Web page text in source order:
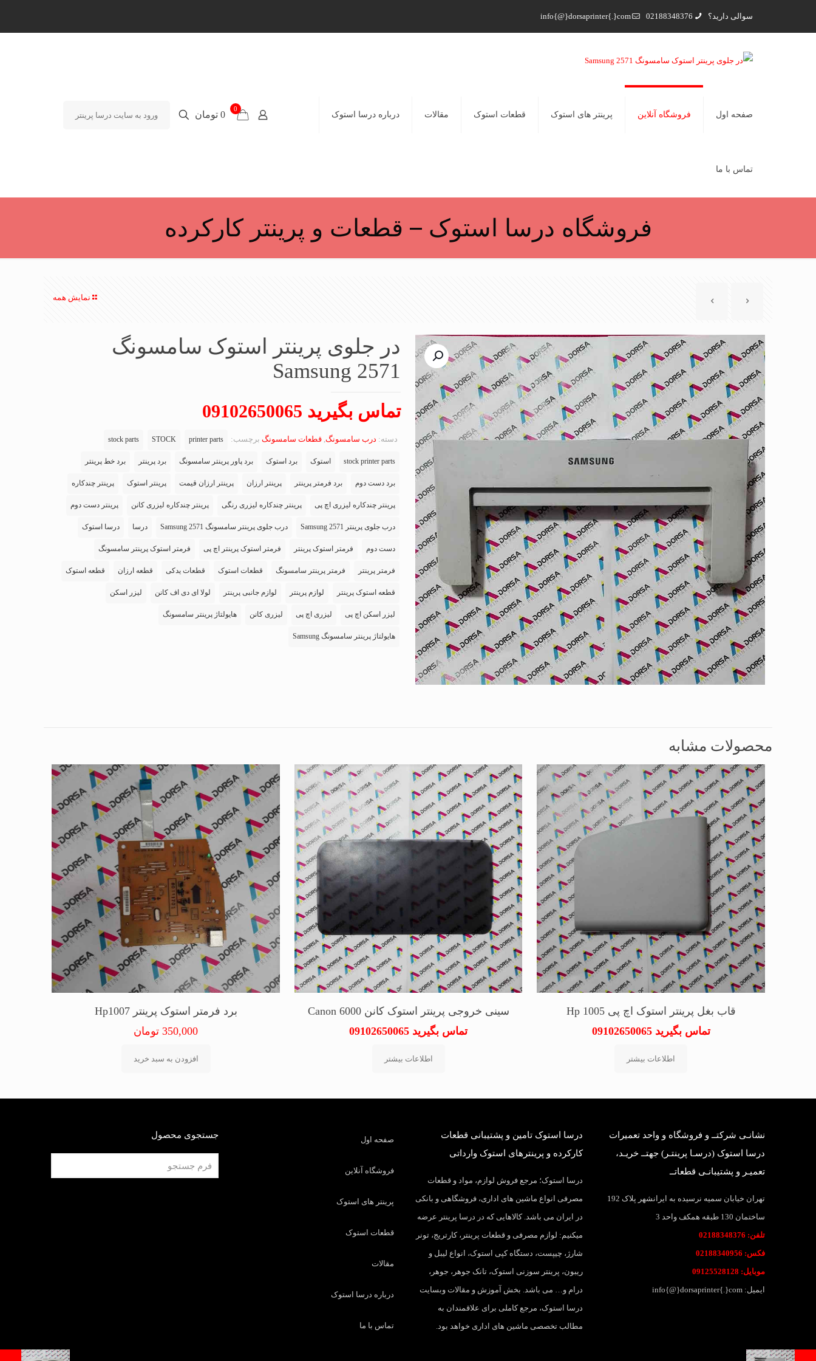
سوالی دارید؟ 02188348376
info{@}dorsaprinter{.}com
صفحه اول فروشگاه آنلاین پرینتر های استوک قطعات استوک مقالات درباره درسا استوک
تماس با ما
0
0 تومان ورود به سایت درسا پرینتر
فروشگاه درسا استوک – قطعات و پرینتر کارکرده
نمایش همه
در جلوی پرینتر استوک سامسونگ
Samsung 2571
تماس بگیرید 09102650065
دسته: درب سامسونگ, قطعات سامسونگ برچسب: printer parts
STOCK
stock parts
stock printer parts استوک برد استوک برد پاور پرینتر سامسونگ برد پرینتر برد خط پرینتر
برد دست دوم برد فرمتر پرینتر پرینتر ارزان پرینتر ارزان قیمت پرینتر استوک پرینتر چندکاره
پرینتر چندکاره لیزری اچ پی پرینتر چندکاره لیزری رنگی پرینتر چندکاره لیزری کانن پرینتر دست دوم
درب جلوی پرینتر Samsung 2571 درب جلوی پرینتر سامسونگ Samsung 2571 درسا درسا استوک
دست دوم فرمتر استوک پرینتر فرمتر استوک پرینتر اچ پی فرمتر استوک پرینتر سامسونگ
فرمتر پرینتر فرمتر پرینتر سامسونگ قطعات استوک قطعات یدکی قطعه ارزان قطعه استوک
قطعه استوک پرینتر لوازم پرینتر لوازم جانبی پرینتر لولا ای دی اف کانن لیزر اسکن
لیزر اسکن اچ پی لیزری اچ پی لیزری کانن هایولتاژ پرینتر سامسونگ
هایولتاژ پرینتر سامسونگ Samsung
محصولات مشابه
قاب بغل پرینتر استوک اچ پی Hp 1005
تماس بگیرید 09102650065
اطلاعات بیشتر
سینی خروجی پرینتر استوک کانن Canon 6000
تماس بگیرید 09102650065
اطلاعات بیشتر
برد فرمتر استوک پرینتر Hp1007
350,000 تومان
افزودن به سبد خرید
نشانـی شرکتــ و فروشگاه و واحد تعمیرات
درسا استوک (درسـا پرینتـر) جهتــ خریـد،
تعمیـر و پشتیبانـی قطعاتــ
تهران خیابان سمیه نرسیده به ایرانشهر پلاک 192
ساختمان 130 طبقه همکف واحد 3
تلفن: 02188348376
فکس: 02188340956
موبایل: 09125528128
ایمیل: info{@}dorsaprinter{.}com
درسا استوک تامین و پشتیبانی قطعات
کارکرده و پرینترهای استوک وارداتی
درسا استوک؛ مرجع فروش لوازم، مواد و قطعات
مصرفی انواع ماشین های اداری، فروشگاهی و بانکی
در ایران می باشد. کالاهایی که در درسا پرینتر عرضه
میکنیم: لوازم مصرفی و قطعات پرینتر، کارتریج، تونر
شارژ، چیپست، دستگاه کپی استوک، انواع لیبل و
ریبون، پرینتر سوزنی استوک، تانک جوهر، جوهر،
درام و… می باشد. بخش آموزش و مقالات وبسایت
درسا استوک، مرجع کاملی برای علاقمندان به
مطالب تخصصی ماشین های اداری خواهد بود.
صفحه اول
فروشگاه آنلاین
پرینتر های استوک
قطعات استوک
مقالات
درباره درسا استوک
تماس با ما
جستجوی محصول